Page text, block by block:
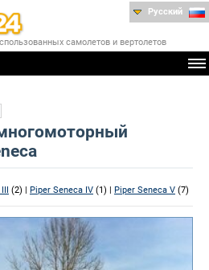
самолетов и вертолетов
Русский
(2) | Piper Seneca IV (1) | Piper Seneca V (7)